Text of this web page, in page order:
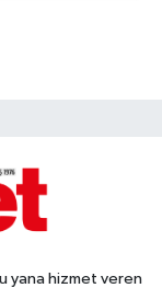
yana hizmet veren